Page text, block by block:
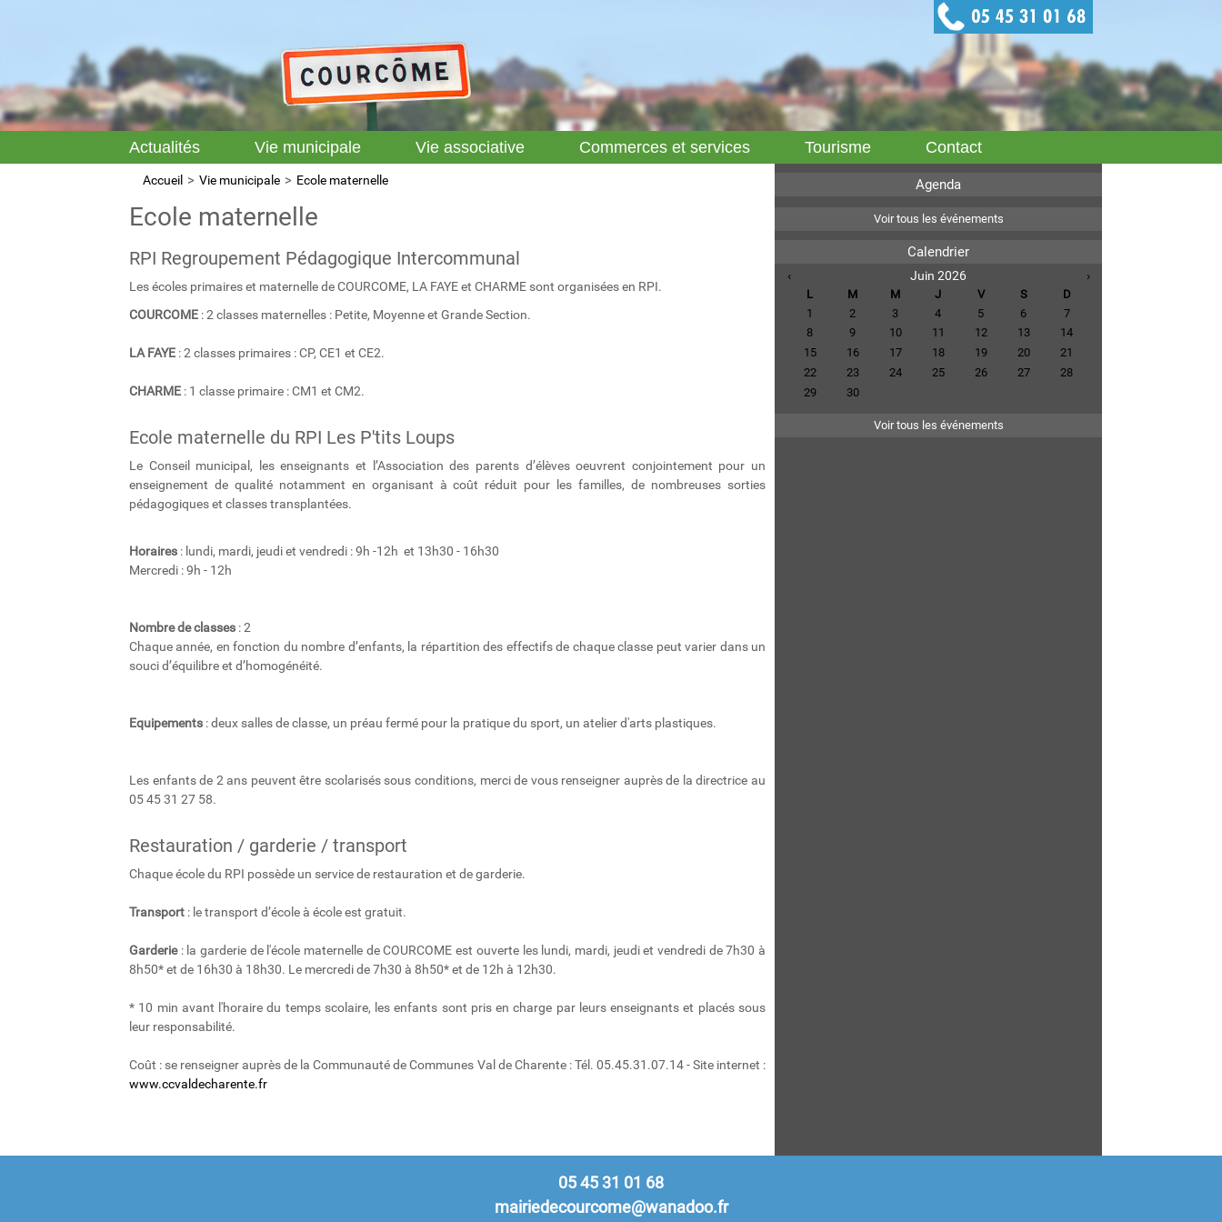
Actualités Vie municipale Vie associative Commerces et services Tourisme Contact
Accueil Vie municipale Ecole maternelle
Ecole maternelle
RPI Regroupement Pédagogique Intercommunal
Les écoles primaires et maternelle de COURCOME, LA FAYE et CHARME sont organisées en RPI.
COURCOME : 2 classes maternelles : Petite, Moyenne et Grande Section.
LA FAYE : 2 classes primaires : CP, CE1 et CE2.
CHARME : 1 classe primaire : CM1 et CM2.
Ecole maternelle du RPI Les P'tits Loups
Le Conseil municipal, les enseignants et l’Association des parents d’élèves oeuvrent conjointement pour un
enseignement de qualité notamment en organisant à coût réduit pour les familles, de nombreuses sorties
pédagogiques et classes transplantées.
Horaires : lundi, mardi, jeudi et vendredi : 9h -12h et 13h30 - 16h30
Mercredi : 9h - 12h
Nombre de classes : 2
Chaque année, en fonction du nombre d’enfants, la répartition des effectifs de chaque classe peut varier dans un
souci d’équilibre et d’homogénéité.
Equipements : deux salles de classe, un préau fermé pour la pratique du sport, un atelier d'arts plastiques.
Les enfants de 2 ans peuvent être scolarisés sous conditions, merci de vous renseigner auprès de la directrice au
05 45 31 27 58.
Restauration / garderie / transport
Chaque école du RPI possède un service de restauration et de garderie.
Transport : le transport d’école à école est gratuit.
Garderie: la garderie de l'école maternelle de COURCOME est ouverte les lundi, mardi, jeudi et vendredi de 7h30 à
8h50* et de 16h30 à 18h30. Le mercredi de 7h30 à 8h50* et de 12h à 12h30.
* 10 min avant l'horaire du temps scolaire, les enfants sont pris en charge par leurs enseignants et placés sous
leur responsabilité.
Coût : se renseigner auprès de la Communauté de Communes Val de Charente : Tél. 05.45.31.07.14 - Site internet :
www.ccvaldecharente.fr
Agenda
Voir tous les événements
Calendrier
‹ Juin 2026 ›
L M M J V S
D
1
2 3 4 5 6
7
8
9 10 11 12 13
14
15
16 17 18 19 20
21
22
23 24 25 26 27
28
29
30
Voir tous les événements
05 45 31 01 68
mairiedecourcome@wanadoo.fr